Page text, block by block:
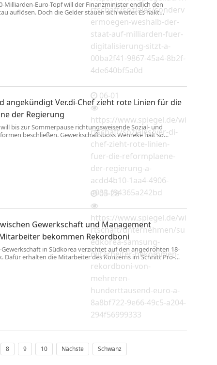
Milliarden-Euro-Topf will der Finanzminister endlich den
auflösen. Doch die Gelder stauen sich weiter. Es hakt
dort, wo das Land digitaler werden soll.
rtschaft/soziales/sonderv
ermoegen-weshalb-der-
staat-auf-milliarden-fuer-
digitalisierung-sitzt-a-
00ba2f41-9867-45a4-8b2f-
4de640bf5a0d
angekündigt Ver.di-Chef zieht rote Linien für die
der Regierung
bis zur Sommerpause richtungsweisende Sozial- und
beschließen. Gewerkschaftsboss Werneke hält so
Maßnahmen aber gar nicht erst verhandelbar.
06-01
https://www.spiegel.de/wi
rtschaft/soziales/ver-di-
chef-zieht-rote-linien-
fuer-die-reformplaene-
der-regierung-a-
acdd4b10-1aa4-4906-
a033-f94365a242bd
Gewerkschaft und Management
bekommen Rekordboni
Gewerkschaft in Südkorea verzichtet auf den angedrohten 18-
Dafür erhalten die Mitarbeiter des Konzerns im Schnitt Pro-
Höhe von mehreren Hunderttausend Euro.
05-28
https://www.spiegel.de/wi
rtschaft/unternehmen/su
edkorea-samsung-
mitarbeiter-bekommen-
rekordboni-von-
mehreren-
hunderttausend-euro-a-
8a8bf722-9e66-49c5-a204-
294f56999333
8 9 10 Nächste Schwanz